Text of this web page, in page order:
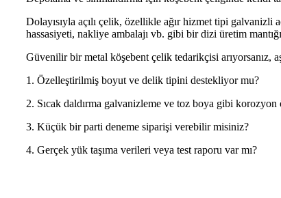
Dolayısıyla açılı çelik, özellikle ağır hizmet tipi
hassasiyeti, nakliye ambalajı vb. gibi bir dizi üretim
Güvenilir bir metal köşebent çelik tedarikçisi arıyorsanız,
1. Özelleştirilmiş boyut ve delik tipini destekliyor mu?
2. Sıcak daldırma galvanizleme ve toz boya gibi
3. Küçük bir parti deneme siparişi verebilir misiniz?
4. Gerçek yük taşıma verileri veya test raporu var mı?